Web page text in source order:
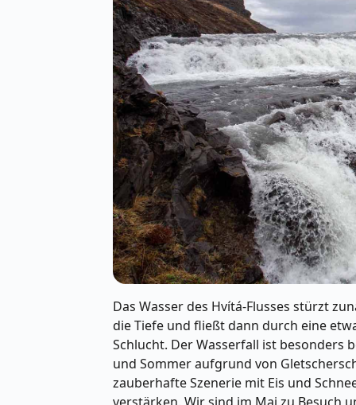
Das Wasser des Hvítá-Flusses stürzt
die Tiefe und fließt dann durch eine
Schlucht. Der Wasserfall ist besonders
und Sommer aufgrund von
zauberhafte Szenerie mit Eis und